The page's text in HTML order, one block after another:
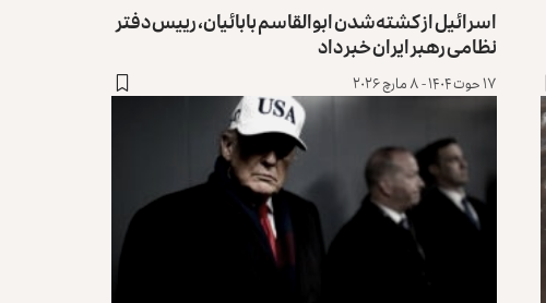
اسرائیل از کشته‌شدن ابوالقاسم بابائیان، رییس‌ دفتر
نظامی رهبر ایران خبر داد
۱۷ حوت ۱۴۰۴ - ۸ مارچ ۲۰۲۶